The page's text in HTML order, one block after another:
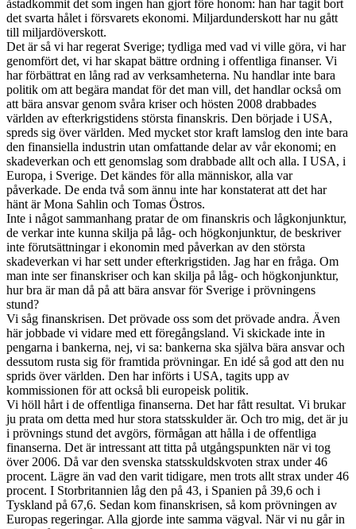
åstadkommit det som ingen han gjort före honom: han har tagit bort
det svarta hålet i försvarets ekonomi. Miljardunderskott har nu gått
till miljardöverskott.
Det är så vi har regerat Sverige; tydliga med vad vi ville göra, vi har
genomfört det, vi har skapat bättre ordning i offentliga finanser. Vi
har förbättrat en lång rad av verksamheterna. Nu handlar inte bara
politik om att begära mandat för det man vill, det handlar också om
att bära ansvar genom svåra kriser och hösten 2008 drabbades
världen av efterkrigstidens största finanskris. Den började i USA,
spreds sig över världen. Med mycket stor kraft lamslog den inte bara
den finansiella industrin utan omfattande delar av vår ekonomi; en
skadeverkan och ett genomslag som drabbade allt och alla. I USA, i
Europa, i Sverige. Det kändes för alla människor, alla var
påverkade. De enda två som ännu inte har konstaterat att det har
hänt är Mona Sahlin och Tomas Östros.
Inte i något sammanhang pratar de om finanskris och lågkonjunktur,
de verkar inte kunna skilja på låg- och högkonjunktur, de beskriver
inte förutsättningar i ekonomin med påverkan av den största
skadeverkan vi har sett under efterkrigstiden. Jag har en fråga. Om
man inte ser finanskriser och kan skilja på låg- och högkonjunktur,
hur bra är man då på att bära ansvar för Sverige i prövningens
stund?
Vi såg finanskrisen. Det prövade oss som det prövade andra. Även
här jobbade vi vidare med ett föregångsland. Vi skickade inte in
pengarna i bankerna, nej, vi sa: bankerna ska själva bära ansvar och
dessutom rusta sig för framtida prövningar. En idé så god att den nu
sprids över världen. Den har införts i USA, tagits upp av
kommissionen för att också bli europeisk politik.
Vi höll hårt i de offentliga finanserna. Det har fått resultat. Vi brukar
ju prata om detta med hur stora statsskulder är. Och tro mig, det är ju
i prövnings stund det avgörs, förmågan att hålla i de offentliga
finanserna. Det är intressant att titta på utgångspunkten när vi tog
över 2006. Då var den svenska statsskuldskvoten strax under 46
procent. Lägre än vad den varit tidigare, men trots allt strax under 46
procent. I Storbritannien låg den på 43, i Spanien på 39,6 och i
Tyskland på 67,6. Sedan kom finanskrisen, så kom prövningen av
Europas regeringar. Alla gjorde inte samma vägval. När vi nu går in